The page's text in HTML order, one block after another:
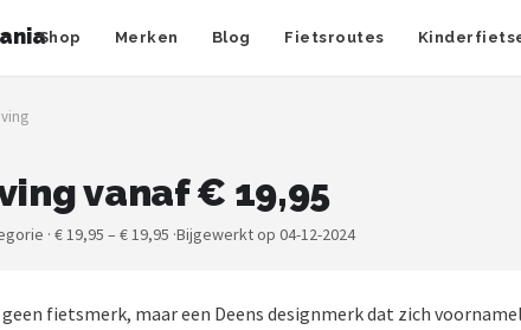
Shop Merken Blog Fietsroutes
vanaf € 19,95
· € 19,95 – € 19,95 ·Bijgewerkt op 04-12-2024
geen fietsmerk, maar een Deens designmerk dat zich